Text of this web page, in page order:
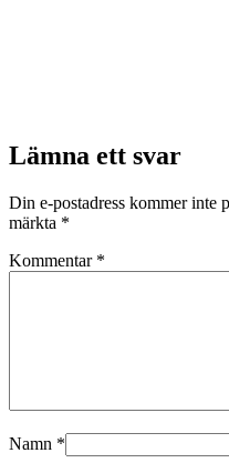
Lämna ett svar
Din e-postadress kommer inte
märkta *
Kommentar *
Namn *